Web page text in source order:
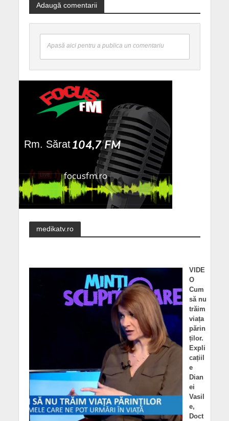
Adaugă comentarii
Apasă aici pentru a publica un comentariu
medikatv.ro
VIDE
O
Cum
să nu
trăim
viața
părin
ților.
Expli
cațiil
e
Dian
ei
Vasil
e,
Doct